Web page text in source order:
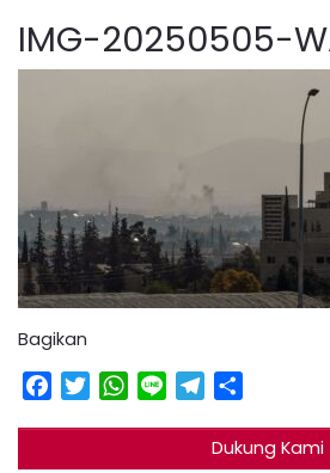
IMG-20250505-
Bagikan
Facebook
TwitterWhatsApp
Line Telegram
Dukung Kami